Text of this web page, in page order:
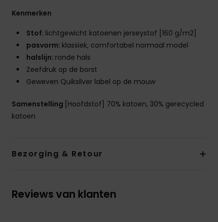
Kenmerken
Stof: lichtgewicht katoenen jerseystof [160 g/m2]
pasvorm: klassiek, comfortabel normaal model
halslijn: ronde hals
Zeefdruk op de borst
Geweven Quiksilver label op de mouw
Samenstelling [Hoofdstof] 70% katoen, 30% gerecycled
katoen
Bezorging & Retour
Reviews van klanten